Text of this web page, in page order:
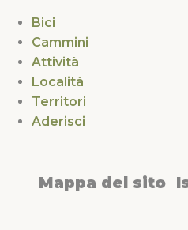
Bici
Cammini
Attività
Località
Territori
Aderisci
Mappa del sito